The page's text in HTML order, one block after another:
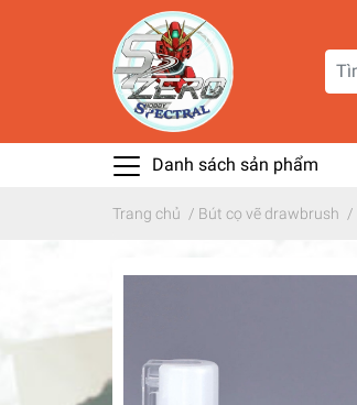
Danh sách sản phẩm
Trang chủ / Bút cọ vẽ drawbrush /